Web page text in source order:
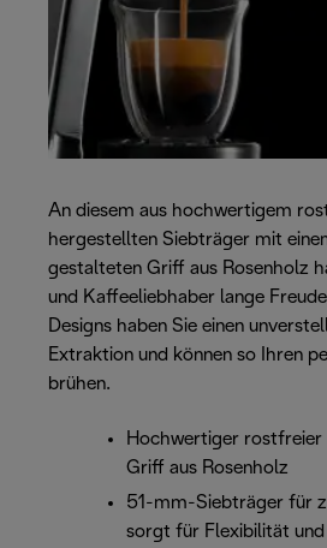
An diesem aus hochwertigem
hergestellten Siebträger mit
gestalteten Griff aus Rosenholz
und Kaffeeliebhaber lange
Designs haben Sie einen
Extraktion und können so Ihren
brühen.
Hochwertiger rostfreier
Griff aus Rosenholz
51-mm-Siebträger für
sorgt für Flexibilität und